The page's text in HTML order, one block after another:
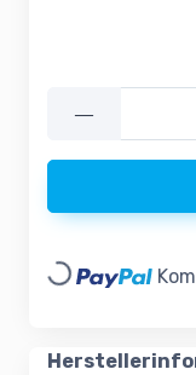
—
Loading...